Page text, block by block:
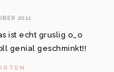
2011
ist echt gruslig o_o
genial geschminkt!!